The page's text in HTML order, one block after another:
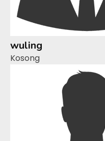
wuling
Kosong